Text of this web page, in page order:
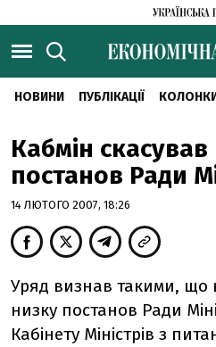
НОВИНИ ПУБЛІКАЦІЇ
Кабмін
постанов Ради
14 ЛЮТОГО 2007, 18:26
Уряд визнав такими, що
низку постанов Ради
Кабінету Міністрів з